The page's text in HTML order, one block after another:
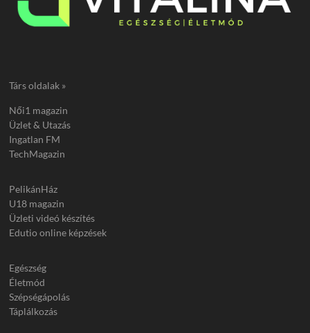
Társ oldalak »
Női1 magazin
Üzlet & Utazás
Ingatlan FM
TechMagazin
PelikánHáz
U18 magazin
Üzleti videó készítés
Edutio online képzések
Egészség
Életmód
Szépségápolás
Táplálkozás